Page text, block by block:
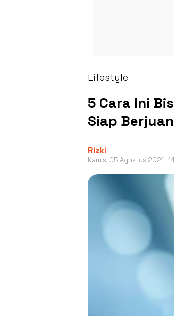
Lifestyle
5 Cara Ini
Siap
Rizki
Kamis, 05 Agustus 2021 |